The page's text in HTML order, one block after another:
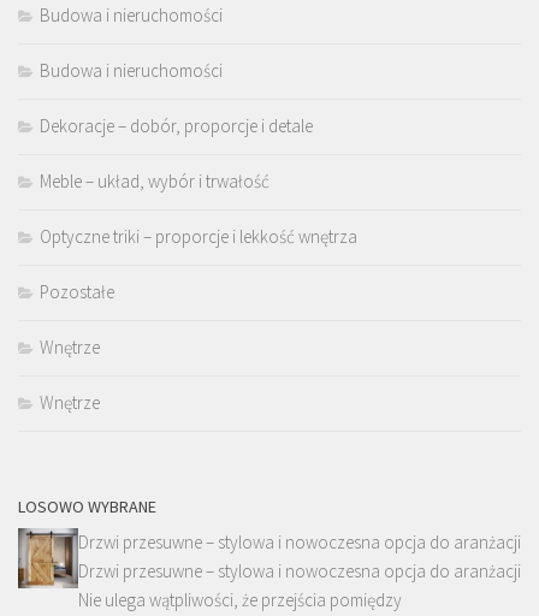
Budowa i nieruchomości
Budowa i nieruchomości
Dekoracje – dobór, proporcje i detale
Meble – układ, wybór i trwałość
Optyczne triki – proporcje i lekkość wnętrza
Pozostałe
Wnętrze
Wnętrze
LOSOWO WYBRANE
Drzwi przesuwne – stylowa i nowoczesna opcja do aranżacji
Drzwi przesuwne – stylowa i nowoczesna opcja do aranżacji
Nie ulega wątpliwości, że przejścia pomiędzy